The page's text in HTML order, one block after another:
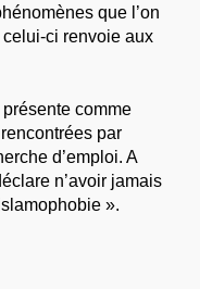
que l’on
celui-ci renvoie aux
comme
par
d’emploi. A
n’avoir jamais
».